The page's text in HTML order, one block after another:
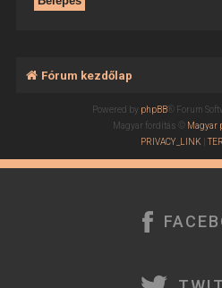
Fórum kezdőlap
Powered by phpBB® Forum
Magyar fordítás © Magyar
PRIVACY_LINK |